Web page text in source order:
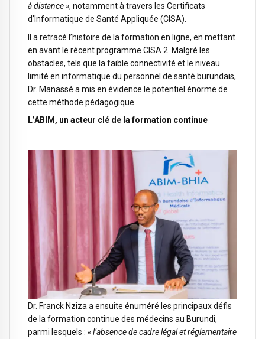
à distance », notamment à travers les Certificats
d’Informatique de Santé Appliquée (CISA).
Il a retracé l’histoire de la formation en ligne, en mettant
en avant le récentprogramme CISA 2 . Malgré les
obstacles, tels que la faible connectivité et le niveau
limité en informatique du personnel de santé burundais,
Dr. Manassé a mis en évidence le potentiel énorme de
cette méthode pédagogique.
L’ABIM, un acteur clé de la formation continue
Dr. Franck Nziza a ensuite énuméré les principaux défis
de la formation continue des médecins au Burundi,
parmi lesquels : « l’absence de cadre légal et réglementaire